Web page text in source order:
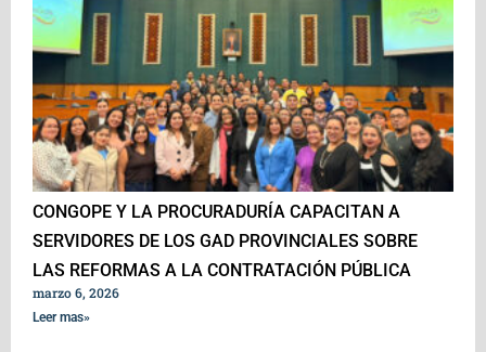
CONGOPE Y LA PROCURADURÍA CAPACITAN A
SERVIDORES DE LOS GAD PROVINCIALES SOBRE
LAS REFORMAS A LA CONTRATACIÓN PÚBLICA
marzo 6, 2026
Leer mas»